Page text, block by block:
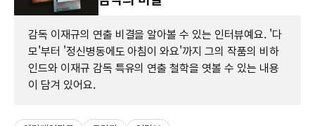
감독 이재규의 연출 비결을 알아볼 수 있는 인터뷰예요. '다
모'부터 '정신병동에도 아침이 와요'까지 그의 작품의 비하
인드와 이재규 감독 특유의 연출 철학을 엿볼 수 있는 내용
이 담겨 있어요.